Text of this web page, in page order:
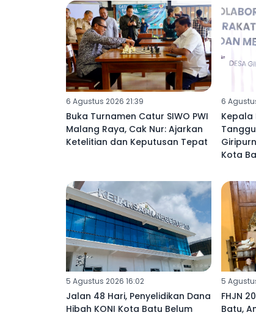
6 Agustus 2026 21:39
Buka Turnamen Catur SIWO PWI
Malang Raya, Cak Nur: Ajarkan
Ketelitian dan Keputusan Tepat
6
Kepala
Kota
5 Agustus 2026 16:02
Jalan 48 Hari, Penyelidikan Dana
Hibah KONI Kota Batu Belum
5
FHJN
Batu,